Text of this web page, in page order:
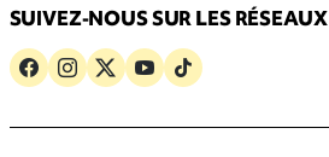
SUIVEZ-NOUS SUR LES RÉSEAUX